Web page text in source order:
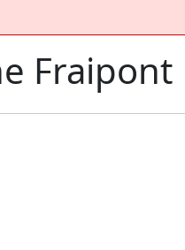
Fraipont